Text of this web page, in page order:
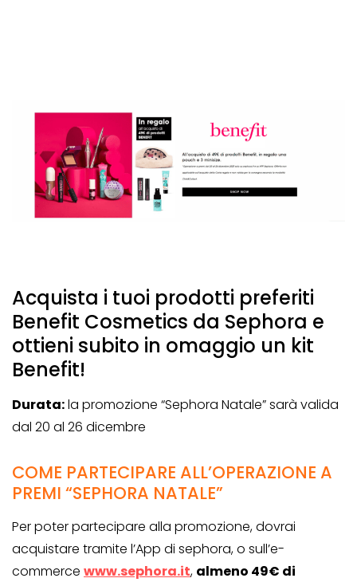
Acquista i tuoi prodotti preferiti
Benefit Cosmetics da Sephora e
ottieni subito in omaggio un kit
Benefit!
Durata:la promozione “Sephora Natale” sarà valida
dal 20 al 26 dicembre
COME PARTECIPARE ALL’OPERAZIONE A
PREMI “SEPHORA NATALE”
Per poter partecipare alla promozione, dovrai
acquistare tramite l’App di sephora, o sull’e-
commerce www.sephora.it, almeno 49€ di